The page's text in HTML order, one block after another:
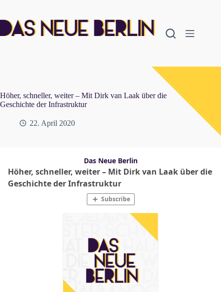
springen
Höher, schneller, weiter – Mit Dirk van Laak über die
Geschichte der Infrastruktur
22. April 2020